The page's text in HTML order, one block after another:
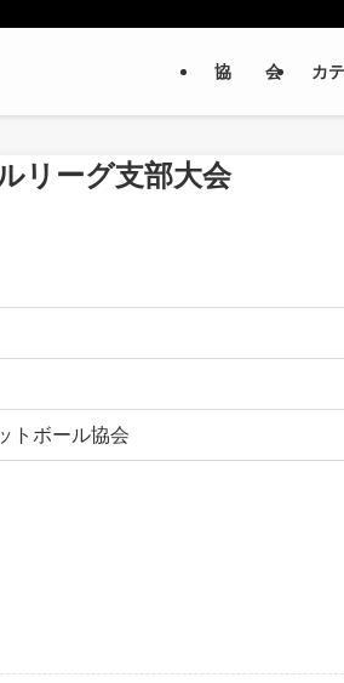
協 会 カ
リーグ⽀部⼤会
トボール協会